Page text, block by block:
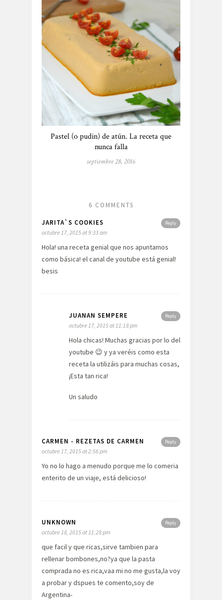
Pastel (o pudin) de atún. La receta que
nunca falla
septiembre 28, 2016
6 COMMENTS
Reply
JARITA`S COOKIES
octubre 17, 2015 at 9:33 am
Hola! una receta genial que nos apuntamos
como básica! el canal de youtube está genial!
besis
Reply
JUANAN SEMPERE
octubre 17, 2015 at 11:18 pm
Hola chicas! Muchas gracias por lo del
youtube 😉 y ya veréis como esta
receta la utilizáis para muchas cosas,
¡Esta tan rica!
Un saludo
Reply
CARMEN - REZETAS DE CARMEN
octubre 17, 2015 at 2:56 pm
Yo no lo hago a menudo porque me lo comeria
enterito de un viaje, está delicioso!
Reply
UNKNOWN
octubre 18, 2015 at 11:28 pm
que facil y que ricas,sirve tambien para
rellenar bombones,no?ya que la pasta
comprada no es rica,vaa mi no me gusta,la voy
a probar y dspues te comento,soy de
Argentina-